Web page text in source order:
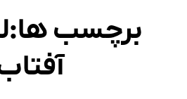
برچسب